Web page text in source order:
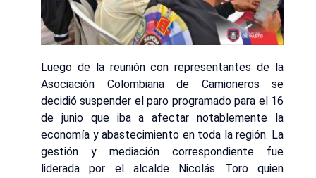
Luego de la reunión con representantes de la
Asociación Colombiana de Camioneros se
decidió suspender el paro programado para el 16
de junio que iba a afectar notablemente la
economía y abastecimiento en toda la región. La
gestión y mediación correspondiente fue
liderada por el alcalde Nicolás Toro quien